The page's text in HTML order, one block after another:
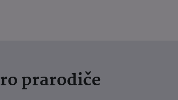
prarodiče